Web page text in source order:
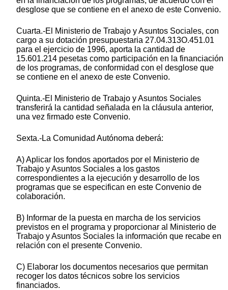
desglose que se contiene en el anexo de este Convenio.
Cuarta.-El Ministerio de Trabajo y Asuntos Sociales, con
cargo a su dotación presupuestaria 27.04.313O.451.01
para el ejercicio de 1996, aporta la cantidad de
15.601.214 pesetas como participación en la financiación
de los programas, de conformidad con el desglose que
se contiene en el anexo de este Convenio.
Quinta.-El Ministerio de Trabajo y Asuntos Sociales
transferirá la cantidad señalada en la cláusula anterior,
una vez firmado este Convenio.
Sexta.-La Comunidad Autónoma deberá:
A) Aplicar los fondos aportados por el Ministerio de
Trabajo y Asuntos Sociales a los gastos
correspondientes a la ejecución y desarrollo de los
programas que se especifican en este Convenio de
colaboración.
B) Informar de la puesta en marcha de los servicios
previstos en el programa y proporcionar al Ministerio de
Trabajo y Asuntos Sociales la información que recabe en
relación con el presente Convenio.
C) Elaborar los documentos necesarios que permitan
recoger los datos técnicos sobre los servicios
financiados.